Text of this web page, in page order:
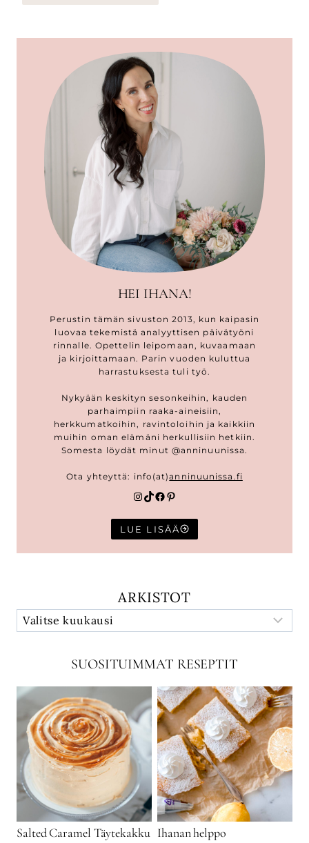
HEI IHANA!
Perustin tämän sivuston 2013, kun kaipasin
luovaa tekemistä analyyttisen päivätyöni
rinnalle. Opettelin leipomaan, kuvaamaan
ja kirjoittamaan. Parin vuoden kuluttua
harrastuksesta tuli työ.
Nykyään keskityn sesonkeihin, kauden
parhaimpiin raaka-aineisiin,
herkkumatkoihin, ravintoloihin ja kaikkiin
muihin oman elämäni herkullisiin hetkiin.
Somesta löydät minut @anninuunissa.
Ota yhteyttä: info(at)anninuunissa.fi
Instagram
TikTok
Facebook
Pinterest
LUE LISÄÄ
ARKISTOT
SUOSITUIMMAT RESEPTIT
Salted Caramel Täytekakku Ihanan helppo